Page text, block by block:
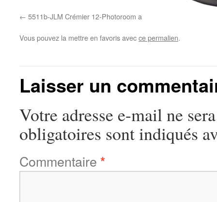
5511b-JLM Crémier 12-Photoroom a
Vous pouvez la mettre en favoris avecce permalien.
Laisser un
Votre adresse e-mail ne
obligatoires sont indiqués
Commentaire *